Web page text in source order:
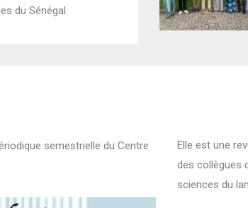
du Sénégal.
semestrielle du Centre
Elle est une
des collègues
sciences du